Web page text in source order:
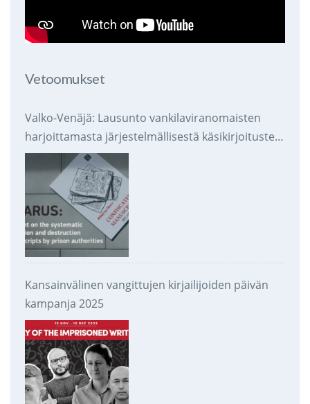
Vetoomukset
Valko-Venäjä: Lausunto vankilaviranomaisten
harjoittamasta järjestelmällisestä käsikirjoitusten
takavarikoinnista ja tuhoamisesta
Kansainvälinen vangittujen kirjailijoiden päivän
kampanja 2025